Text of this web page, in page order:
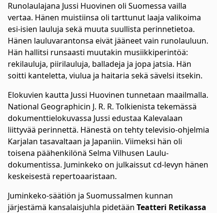
Runolaulajana Jussi Huovinen oli Suomessa vailla
vertaa. Hänen muistiinsa oli tarttunut laaja valikoima
esi-isien lauluja sekä muuta suullista perinnetietoa.
Hänen lauluvarantonsa eivät jääneet vain runolauluun.
Hän hallitsi runsaasti muutakin musiikkiperintöä:
rekilauluja, piirilauluja, balladeja ja jopa jatsia. Hän
soitti kanteletta, viulua ja haitaria sekä sävelsi itsekin.
Elokuvien kautta Jussi Huovinen tunnetaan maailmalla.
National Geographicin J. R. R. Tolkienista tekemässä
dokumenttielokuvassa Jussi edustaa Kalevalaan
liittyvää perinnettä. Hänestä on tehty televisio-ohjelmia
Karjalan tasavaltaan ja Japaniin. Viimeksi hän oli
toisena päähenkilönä Selma Vilhusen Laulu-
dokumentissa. Juminkeko on julkaissut cd-levyn hänen
keskeisestä repertoaaristaan.
Juminkeko-säätiön ja Suomussalmen kunnan
järjestämä kansalaisjuhla pidetään Teatteri Retikassa